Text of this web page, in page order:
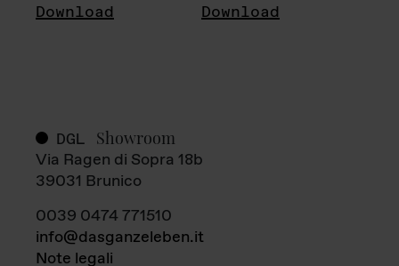
Download Download
DGL Showroom
Via Ragen di Sopra 18b
39031 Brunico
0039 0474 771510
info@dasganzeleben.it
Note legali